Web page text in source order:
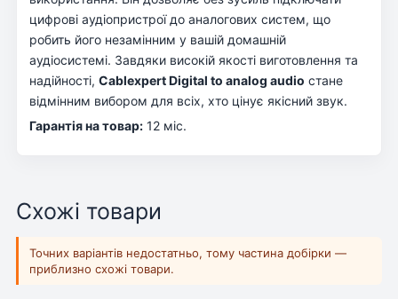
цифрові аудіопристрої до аналогових систем, що
робить його незамінним у вашій домашній
аудіосистемі. Завдяки високій якості виготовлення та
надійності, Cablexpert Digital to analog audio стане
відмінним вибором для всіх, хто цінує якісний звук.
Гарантія на товар: 12 міс.
Схожі товари
Точних варіантів недостатньо, тому частина добірки —
приблизно схожі товари.